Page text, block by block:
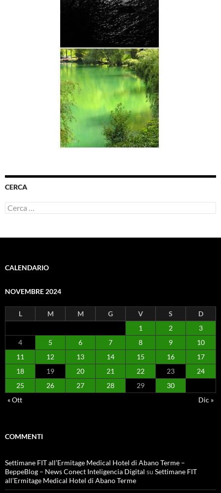
CERCA
Ricerca
per:
CALENDARIO
NOVEMBRE 2024
L M M G V S
D
1
2
3
4
5 6 7 8 9
10
11
12 13 14 15 16
17
18
19 20 21 22 23
24
25
26 27 28 29
30
« Ott
Dic »
COMMENTI
Settimane FIT all’Ermitage Medical Hotel di Abano Terme –
BeppeBlog – News Conect Inteligencia Digital su Settimane FIT
all’Ermitage Medical Hotel di Abano Terme